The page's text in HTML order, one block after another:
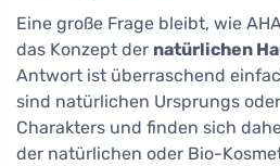
Eine große Frage bleibt, wie
das Konzept der natürlichen
Antwort ist überraschend
sind natürlichen Ursprungs
Charakters und finden sich
der natürlichen oder Bio-